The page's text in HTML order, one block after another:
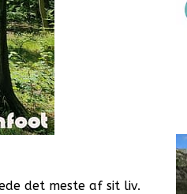
det meste af sit liv.